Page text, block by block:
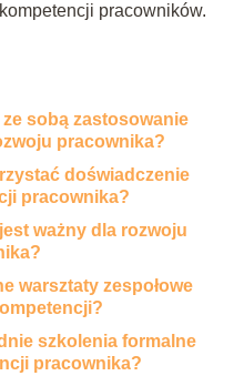
pracowników.
sobą zastosowanie
pracownika?
doświadczenie
pracownika?
ważny dla rozwoju
warsztaty zespołowe
szkolenia formalne
pracownika?